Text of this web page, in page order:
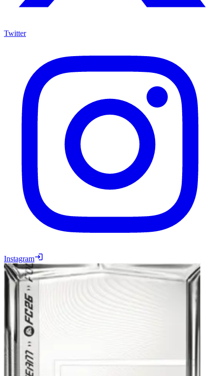
Twitter
Instagram